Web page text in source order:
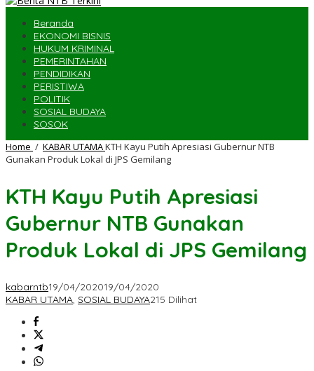
Beranda
EKONOMI BISNIS
HUKUM KRIMINAL
PEMERINTAHAN
PENDIDIKAN
PERISTIWA
POLITIK
SOSIAL BUDAYA
SOSOK
Home / KABAR UTAMAKTH Kayu Putih Apresiasi Gubernur NTB
Gunakan Produk Lokal di JPS Gemilang
KTH Kayu Putih Apresiasi
Gubernur NTB Gunakan
Produk Lokal di JPS Gemilang
kabarntb19/04/202019/04/2020
KABAR UTAMA, SOSIAL BUDAYA215 Dilihat